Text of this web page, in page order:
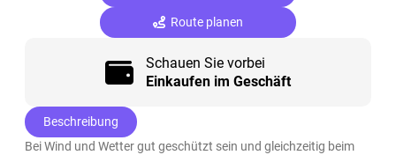
Route planen
Schauen Sie vorbei
Einkaufen im Geschäft
Beschreibung
Bei Wind und Wetter gut geschützt sein und gleichzeitig beim